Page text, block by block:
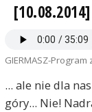
GIERMASZ-Program
... ale nie dla
góry... Nie!